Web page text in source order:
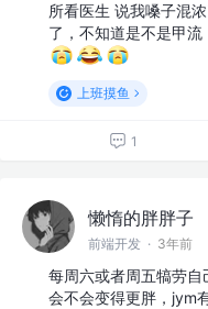
所看医生 说我嗓子混
了，不知道是不是甲
上班摸鱼
1
懒惰的胖胖子
前端开发 · 3年前
每周六或者周五犒劳自
会不会变得更胖，jym